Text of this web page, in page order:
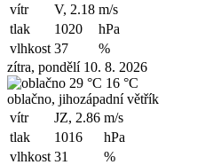
vítr
V, 2.18 m/s
tlak
1020
hPa
vlhkost 37
%
zítra, pondělí 10. 8. 2026
29 °C 16 °C
oblačno, jihozápadní větřík
vítr
JZ, 2.86 m/s
tlak
1016
hPa
vlhkost 31
%